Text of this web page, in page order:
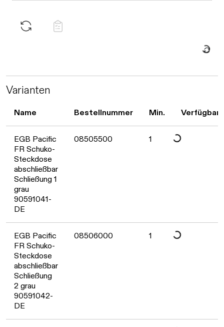
Daten werden
Varianten
Name Bestellnummer Min.
EGB Pacific
FR Schuko-
Steckdose
abschließbar
Schließung 1
grau
90591041-
DE
08505500 1
EGB Pacific
FR Schuko-
Steckdose
abschließbar
Schließung
2 grau
90591042-
DE
08506000 1